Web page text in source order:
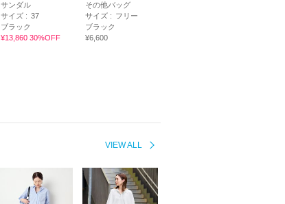
サンダル
サイズ : 37
ブラック
¥13,860 30%OFF
その他バッグ
サイズ : フリー
ブラック
¥6,600
VIEW ALL